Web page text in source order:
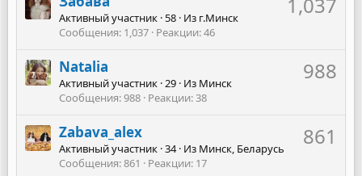
Активный участник · 58 · Из г.Минск
Сообщения 1,037 Реакции 46
988
Natalia
Активный участник ·29 · Из Минск
Сообщения 988 Реакции 38
861
Zabava_alex
Активный участник ·34· Из Минск, Беларусь
Сообщения 861 Реакции 17